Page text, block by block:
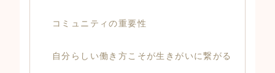
コミュニティの重要性
自分らしい働き方こそが生きがいに繋がる